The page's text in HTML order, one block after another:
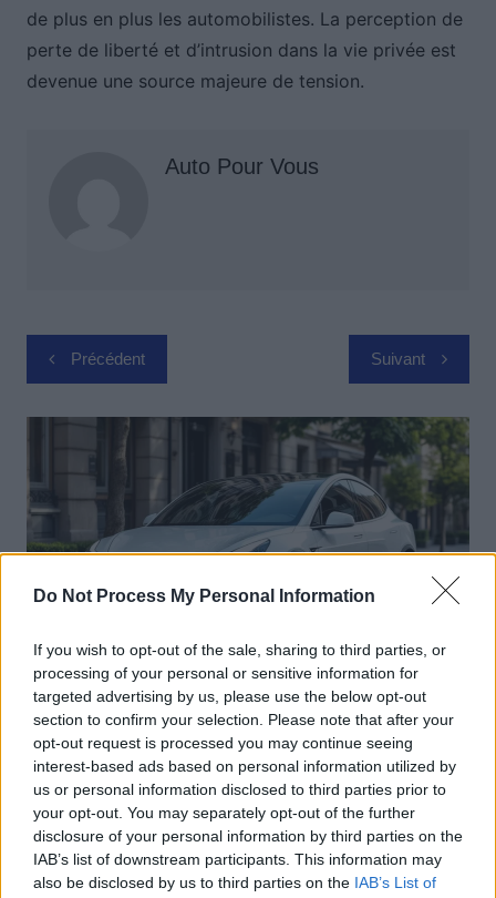
Do Not Process My Personal Information
If you wish to opt-out of the sale, sharing to third parties, or
processing of your personal or sensitive information for
targeted advertising by us, please use the below opt-out
section to confirm your selection. Please note that after your
opt-out request is processed you may continue seeing
interest-based ads based on personal information utilized by
us or personal information disclosed to third parties prior to
your opt-out. You may separately opt-out of the further
disclosure of your personal information by third parties on the
IAB’s list of downstream participants. This information may
also be disclosed by us to third parties on the IAB’s List of
de plus en plus les automobilistes. La perception de
perte de liberté et d’intrusion dans la vie privée est
devenue une source majeure de tension.
Auto Pour Vous
Navigation
de
l’article
Précédent Suivant
Actus Info
Elon Musk nuirait gravement à Tesla
selon une étude européenne
Auto Pour Vous 5 août 2026 0